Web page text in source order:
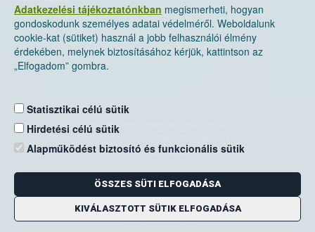
Adatkezelési tájékoztatónkban megismerheti, hogyan
gondoskodunk személyes adatai védelméről. Weboldalunk
cookie-kat (sütiket) használ a jobb felhasználói élmény
érdekében, melynek biztosításához kérjük, kattintson az
„Elfogadom” gombra.
Statisztikai célú sütik
Hirdetési célú sütik
Alapműködést biztosító és funkcionális sütik
ÖSSZES SÜTI ELFOGADÁSA
KIVÁLASZTOTT SÜTIK ELFOGADÁSA
Nemzeti Élelmiszerlánc-biztonsági Hivatal
Levelezési cím: 1525 Budapest. Pf. 30.
E-mail:ugyfelszolgalat@nebih.gov.hu
Zöld szám: 06-80/263-244
Telefon: 06-1/ 336-9000